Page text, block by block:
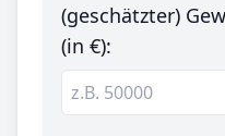
(geschätzter)
(in €):